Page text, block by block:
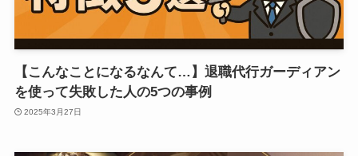
【こんなことになるなんて…】退職代行ガーディアン
を使って失敗した人の5つの事例
2025年3月27日